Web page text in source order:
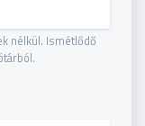
nélkül. Ismétlődő